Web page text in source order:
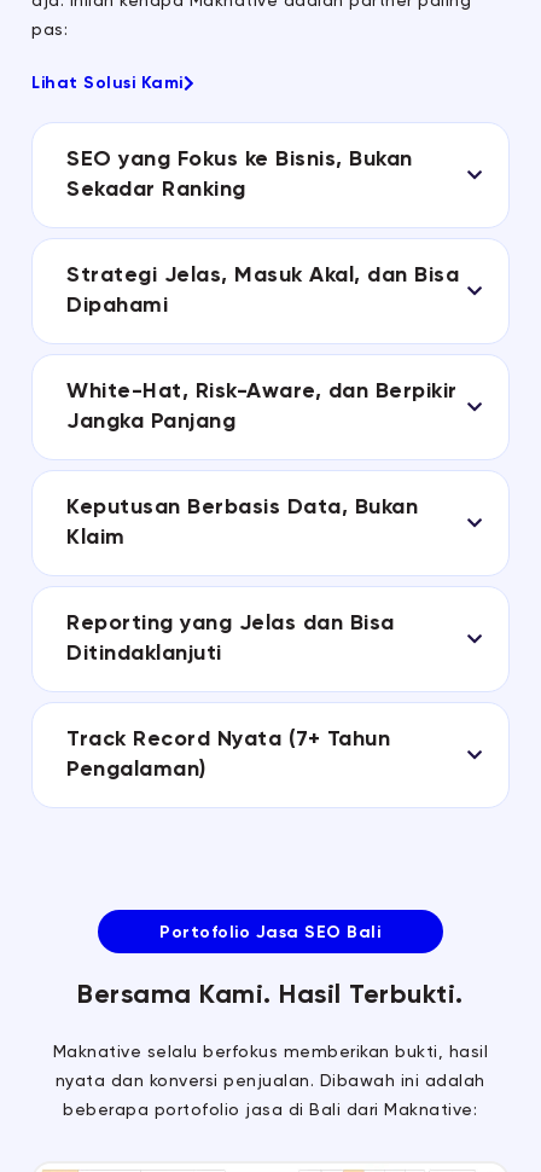
pas:
Lihat Solusi Kami
SEO yang Fokus ke Bisnis, Bukan
Sekadar Ranking
Strategi Jelas, Masuk Akal, dan Bisa
Dipahami
White-Hat, Risk-Aware, dan Berpikir
Jangka Panjang
Keputusan Berbasis Data, Bukan
Klaim
Reporting yang Jelas dan Bisa
Ditindaklanjuti
Track Record Nyata (7+ Tahun
Pengalaman)
Portofolio Jasa SEO Bali
Bersama Kami. Hasil Terbukti.
Maknative selalu berfokus memberikan bukti, hasil
nyata dan konversi penjualan. Dibawah ini adalah
beberapa portofolio jasa di Bali dari Maknative: